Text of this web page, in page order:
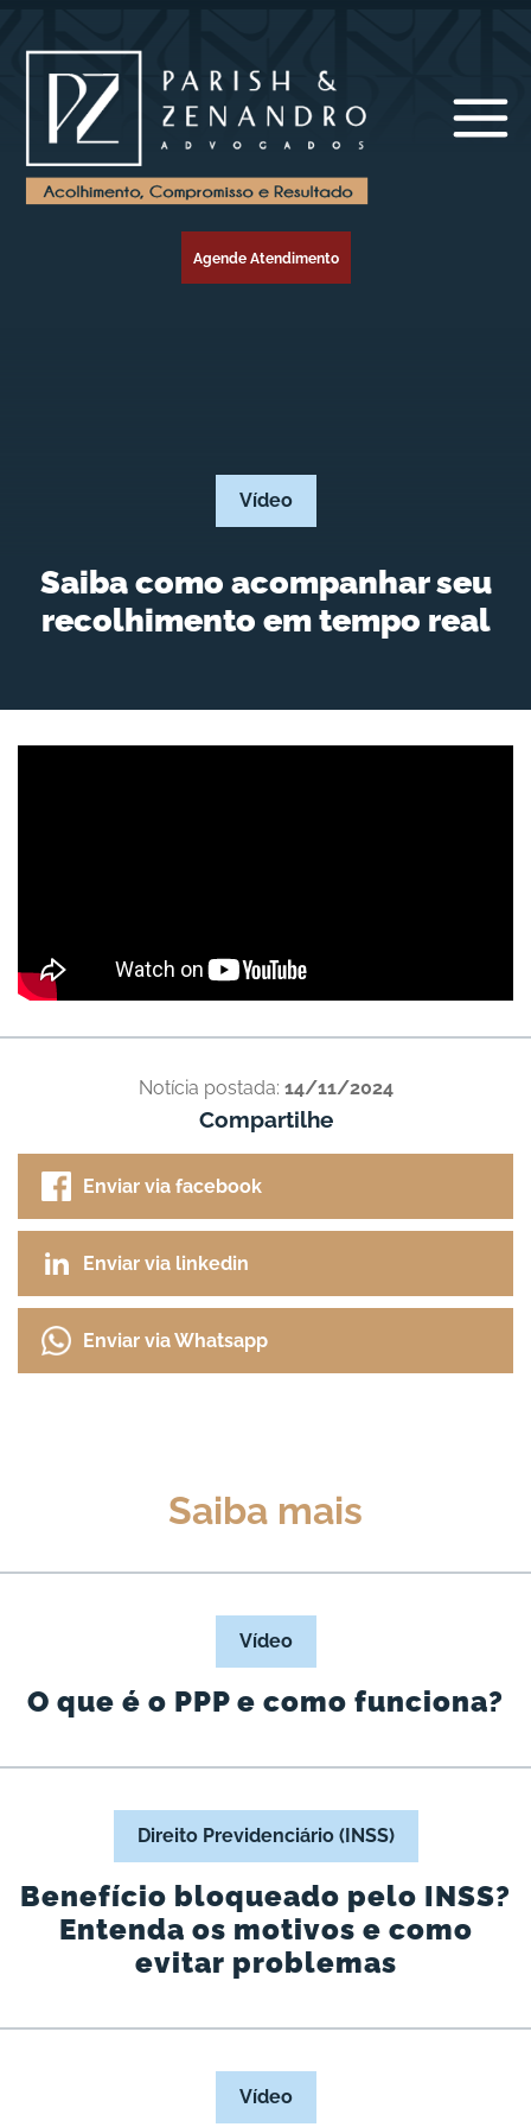
Agende Atendimento
Vídeo
Saiba como acompanhar seu
recolhimento em tempo real
Notícia postada: 14/11/2024
Compartilhe
Enviar via facebook
Enviar via linkedin
Enviar via Whatsapp
Saiba mais
Vídeo
O que é o PPP e como funciona?
Direito Previdenciário (INSS)
Benefício bloqueado pelo INSS?
Entenda os motivos e como
evitar problemas
Vídeo